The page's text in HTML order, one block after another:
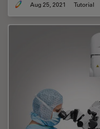
Aug 25, 2021 Tutorial